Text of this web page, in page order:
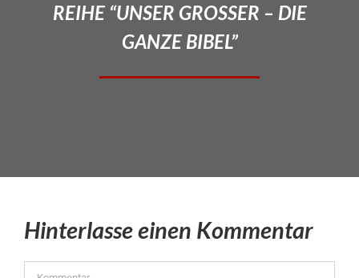
REIHE “UNSER GROSSER – DIE
GANZE BIBEL”
Hinterlasse einen Kommentar